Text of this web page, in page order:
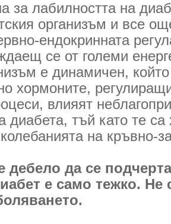
за лабилността на
организъм и все
ендокринната
се от големи
е динамичен,
хормоните,
влияят
диабета, тъй като те
на кръвно-
дебело да се
е само тежко. Не